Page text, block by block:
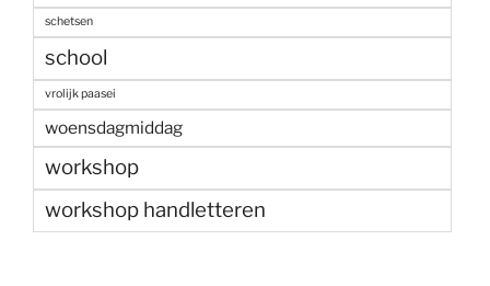
schetsen
school
vrolijk paasei
woensdagmiddag
workshop
workshop handletteren